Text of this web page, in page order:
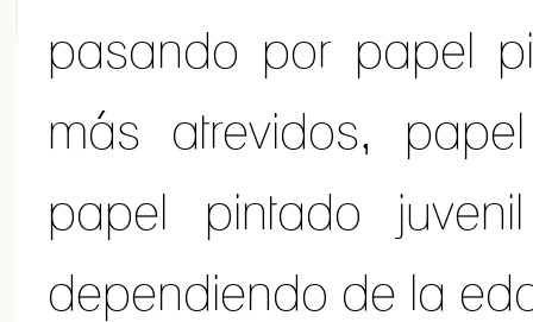
pasando por papel
más atrevidos,
papel pintado
dependiendo de la